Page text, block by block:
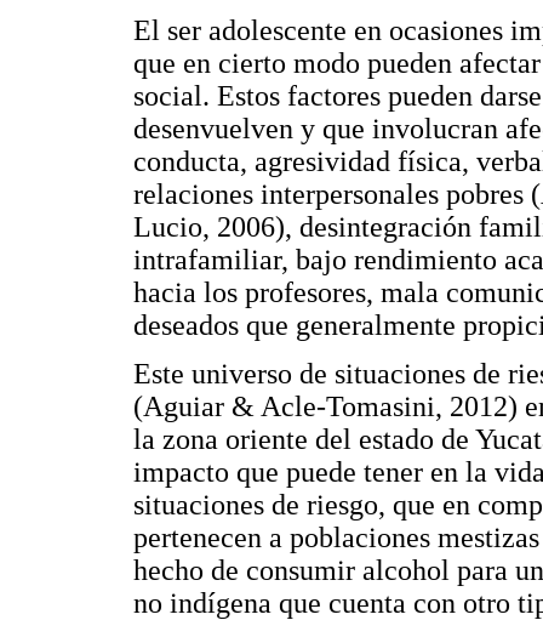
El ser adolescente en ocasiones
que en cierto modo pueden
social. Estos factores pueden
desenvuelven y que involucran
conducta, agresividad física,
relaciones interpersonales
Lucio, 2006), desintegración
intrafamiliar, bajo rendimiento
hacia los profesores, mala
deseados que generalmente
Este universo de situaciones de
(Aguiar & Acle-Tomasini, 2012)
la zona oriente del estado de
impacto que puede tener en la
situaciones de riesgo, que en
pertenecen a poblaciones
hecho de consumir alcohol para
no indígena que cuenta con otro